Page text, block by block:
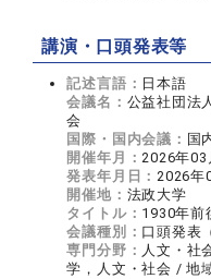
講演・口頭発表等
記述言語： 日本語
会議名： 公益社団法
会
国際・国内会議： 国
開催年月：2026年03
発表年月日：2026年
開催地： 法政大学
タイトル： 1930年前
会議種別： 口頭発表
専門分野： 人文・社
学，人文・社会 / 地